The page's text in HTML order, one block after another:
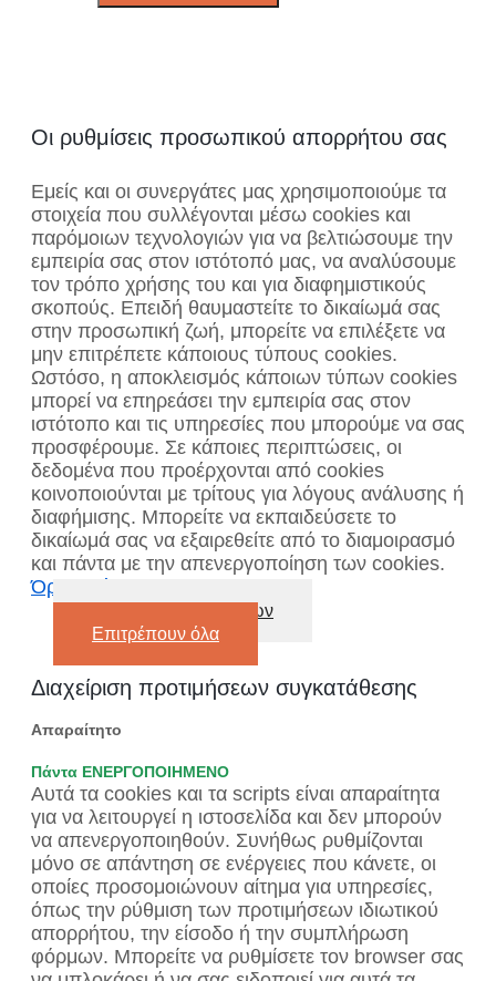
Οι ρυθμίσεις προσωπικού απορρήτου σας
Εμείς και οι συνεργάτες μας χρησιμοποιούμε τα
στοιχεία που συλλέγονται μέσω cookies και
παρόμοιων τεχνολογιών για να βελτιώσουμε την
εμπειρία σας στον ιστότοπό μας, να αναλύσουμε
τον τρόπο χρήσης του και για διαφημιστικούς
σκοπούς. Επειδή θαυμαστείτε το δικαίωμά σας
στην προσωπική ζωή, μπορείτε να επιλέξετε να
μην επιτρέπετε κάποιους τύπους cookies.
Ωστόσο, η αποκλεισμός κάποιων τύπων cookies
μπορεί να επηρεάσει την εμπειρία σας στον
ιστότοπο και τις υπηρεσίες που μπορούμε να σας
προσφέρουμε. Σε κάποιες περιπτώσεις, οι
δεδομένα που προέρχονται από cookies
κοινοποιούνται με τρίτους για λόγους ανάλυσης ή
διαφήμισης. Μπορείτε να εκπαιδεύσετε το
δικαίωμά σας να εξαιρεθείτε από το διαμοιρασμό
και πάντα με την απενεργοποίηση των cookies.
Όροι χρήσης
Απενεργοποίηση όλων
Επιτρέπουν όλα
Διαχείριση προτιμήσεων συγκατάθεσης
Απαραίτητο
Πάντα ΕΝΕΡΓΟΠΟΙΗΜΕΝΟ
Αυτά τα cookies και τα scripts είναι απαραίτητα
για να λειτουργεί η ιστοσελίδα και δεν μπορούν
να απενεργοποιηθούν. Συνήθως ρυθμίζονται
μόνο σε απάντηση σε ενέργειες που κάνετε, οι
οποίες προσομοιώνουν αίτημα για υπηρεσίες,
όπως την ρύθμιση των προτιμήσεων ιδιωτικού
απορρήτου, την είσοδο ή την συμπλήρωση
φόρμων. Μπορείτε να ρυθμίσετε τον browser σας